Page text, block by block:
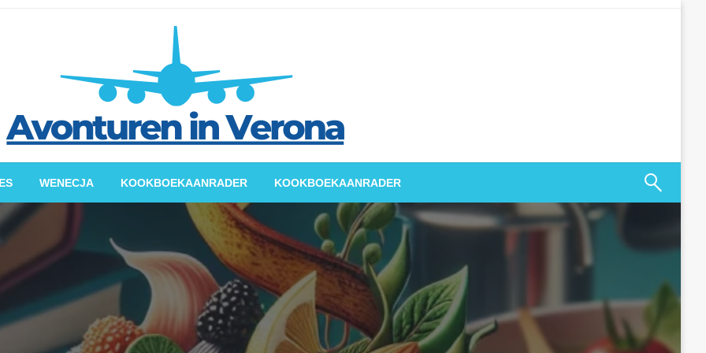
in Verona
praktische tips, reisverhalen
WENECJA KOOKBOEKAANRADER KOOKBOEKAANRADER